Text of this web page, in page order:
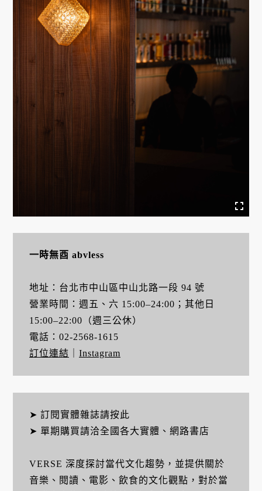
一時無酉 abvless
地址：台北市中山區中山北路一段 94 號
營業時間：週五、六 15:00–24:00；其他日
15:00–22:00（週三公休）
電話：02-2568-1615
訂位連結
Instagram
➤ 訂閱實體雜誌請按此
➤ 單期購買請洽全國各大實體、網路書店
VERSE 深度探討當代文化趨勢，並提供關於
音樂、閱讀、電影、飲食的文化觀點，對於當